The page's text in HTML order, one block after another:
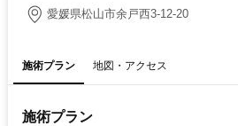
愛媛県松山市余戸西3-12-20
施術プラン 地図・アクセス
施術プラン